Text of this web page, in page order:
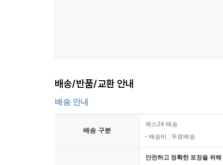
배송/반품/교환 안내
배송 안내
배송 구분
예스24 배송
배송비 : 무료배송
안전하고 정확한 포장을 위